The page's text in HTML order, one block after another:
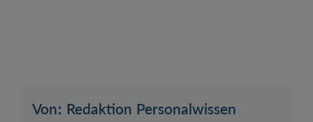
Von: Redaktion Personalwissen